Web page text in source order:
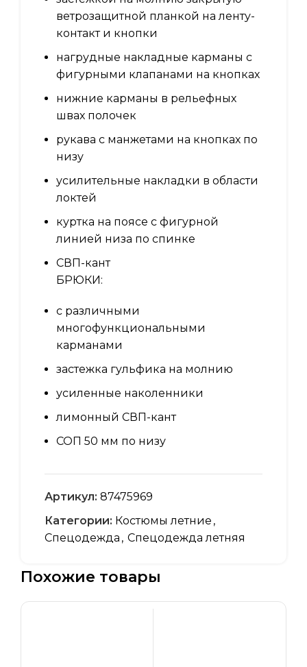
ветрозащитной планкой на ленту-
контакт и кнопки
нагрудные накладные карманы с
фигурными клапанами на кнопках
нижние карманы в рельефных
швах полочек
рукава с манжетами на кнопках по
низу
усилительные накладки в области
локтей
куртка на поясе с фигурной
линией низа по спинке
СВП-кант
БРЮКИ:
с различными
многофункциональными
карманами
застежка гульфика на молнию
усиленные наколенники
лимонный СВП-кант
СОП 50 мм по низу
Артикул: 87475969
Категории: Костюмы летние ,
Спецодежда , Спецодежда летняя
Похожие товары